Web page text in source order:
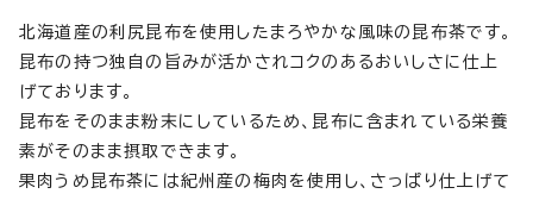
北海道産の利尻昆布を使用したまろやかな風味の昆布茶です。
昆布の持つ独自の旨みが活かされコクのあるおいしさに仕上
げております。
昆布をそのまま粉末にしているため、昆布に含まれている栄養
素がそのまま摂取できます。
果肉うめ昆布茶には紀州産の梅肉を使用し、さっぱり仕上げて